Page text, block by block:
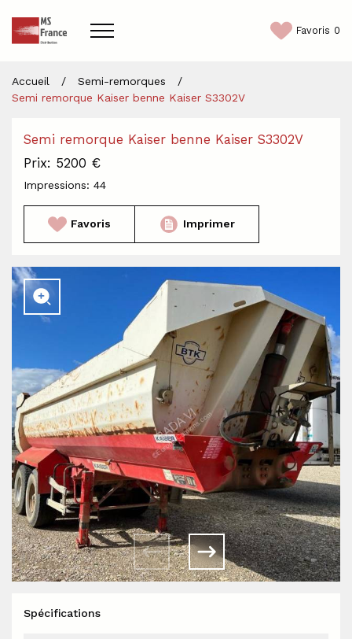
Accueil
Semi-remorques
Contact
Favoris 0
Accueil / Semi-remorques
/
Semi remorque Kaiser benne Kaiser S3302V
Semi remorque Kaiser benne Kaiser S3302V
Prix: 5200 €
Impressions: 44
Favoris Imprimer
Spécifications